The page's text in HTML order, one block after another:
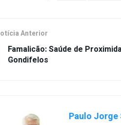
Anterior
Famalicão: Saúde de
Gondifelos
Paulo Jorge